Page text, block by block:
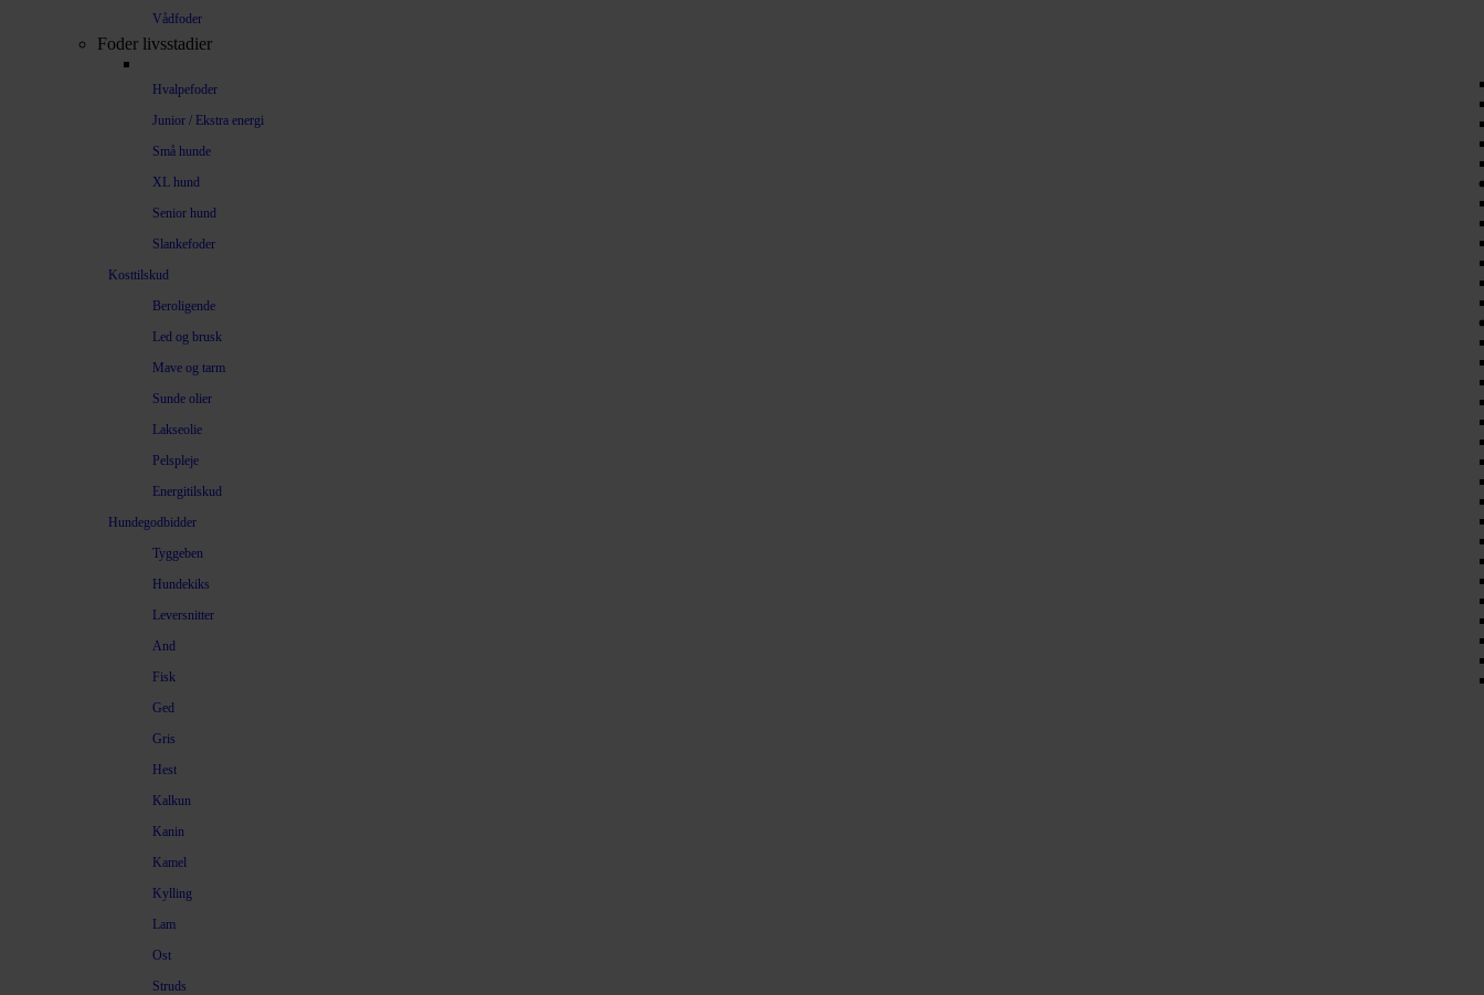
Vådfoder
Foder livsstadier
Hvalpefoder
Junior / Ekstra energi
Små hunde
XL hund
Senior hund
Slankefoder
Kosttilskud
Beroligende
Led og brusk
Mave og tarm
Sunde olier
Lakseolie
Pelspleje
Energitilskud
Hundegodbidder
Tyggeben
Hundekiks
Leversnitter
And
Fisk
Ged
Gris
Hest
Kalkun
Kanin
Kamel
Kylling
Lam
Ost
Struds